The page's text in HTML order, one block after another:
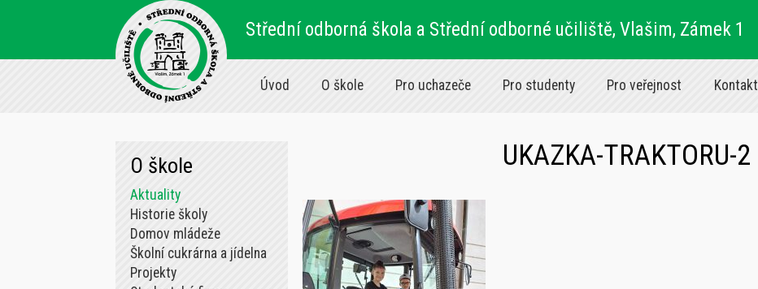
Střední odborná škola a Střední odborné učiliště, Vlašim, Zámek 1
Úvod O škole Pro uchazeče Pro studenty Pro veřejnost Kontakt
O škole
Aktuality
Historie školy
Domov mládeže
Školní cukrárna a jídelna
Projekty
UKAZKA-TRAKTORU-2